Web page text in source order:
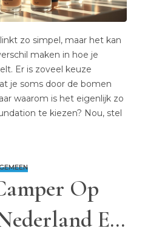
zo simpel, maar het kan
maken in hoe je
Er is zoveel keuze
je soms door de bomen
waarom is het eigenlijk zo
te kiezen? Nou, stel
Op
En